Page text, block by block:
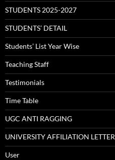
STUDENTS 2025-2027
STUDENTS’ DETAIL
Students’ List Year Wise
Teaching Staff
Testimonials
Time Table
UGC ANTI RAGGING
UNIVERSITY AFFILIATION LETTER
User